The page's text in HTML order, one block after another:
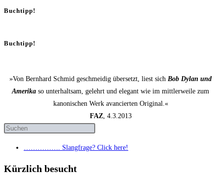
Buchtipp!
Buchtipp!
»Von Bernhard Schmid geschmeidig übersetzt, liest sich Bob Dylan und
Amerika so unterhaltsam, gelehrt und elegant wie im mittlerweile zum
kanonischen Werk avancierten Original.«
FAZ, 4.3.2013
……………. Slang­fra­ge? Click here!
Kürzlich besucht